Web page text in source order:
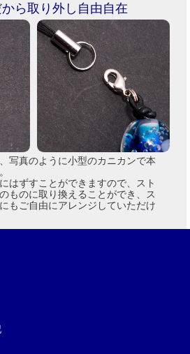
ら取り外し自由自在
写真のように小型のカニカンで本
はずすことができますので、スト
ものに取り換えることができ、ス
もご自由にアレンジしていただけ